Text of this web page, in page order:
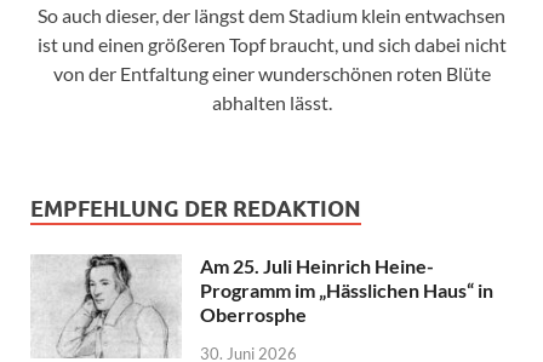
So auch dieser, der längst dem Stadium klein entwachsen
ist und einen größeren Topf braucht, und sich dabei nicht
von der Entfaltung einer wunderschönen roten Blüte
abhalten lässt.
EMPFEHLUNG DER REDAKTION
Am 25. Juli Heinrich Heine-
Programm im „Hässlichen Haus“ in
Oberrosphe
30. Juni 2026